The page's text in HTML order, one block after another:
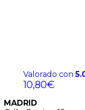
Valorado con
10,80€
MADRID